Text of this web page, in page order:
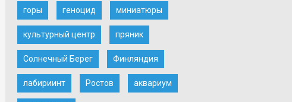
горы геноцид миниатюры
культурный центр пряник
Солнечный Берег Финляндия
лабириинт Ростов аквариум